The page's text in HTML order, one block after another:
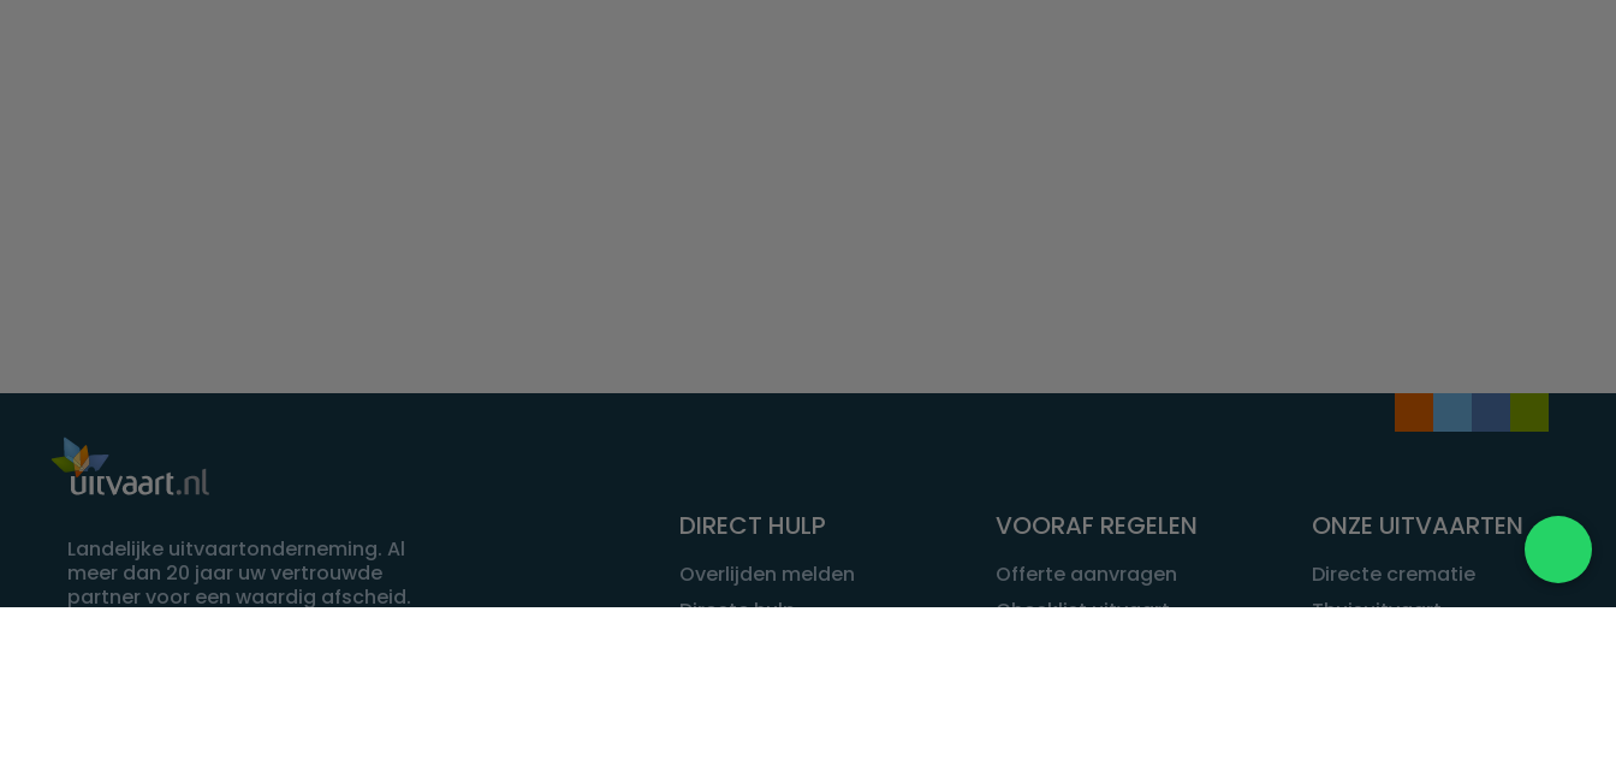
Landelijke uitvaartonderneming. Al
meer dan 20 jaar uw vertrouwde
partner voor een waardig afscheid.
DIRECT HULP
Overlijden melden
Directe hulp
VOORAF REGELEN
Offerte aanvragen
Checklist uitvaart
ONZE UITVAARTEN
Directe crematie
Thuisuitvaart